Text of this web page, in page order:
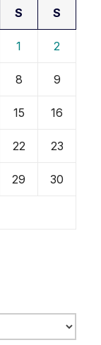
S S
1 2
8 9
15 16
22 23
29 30